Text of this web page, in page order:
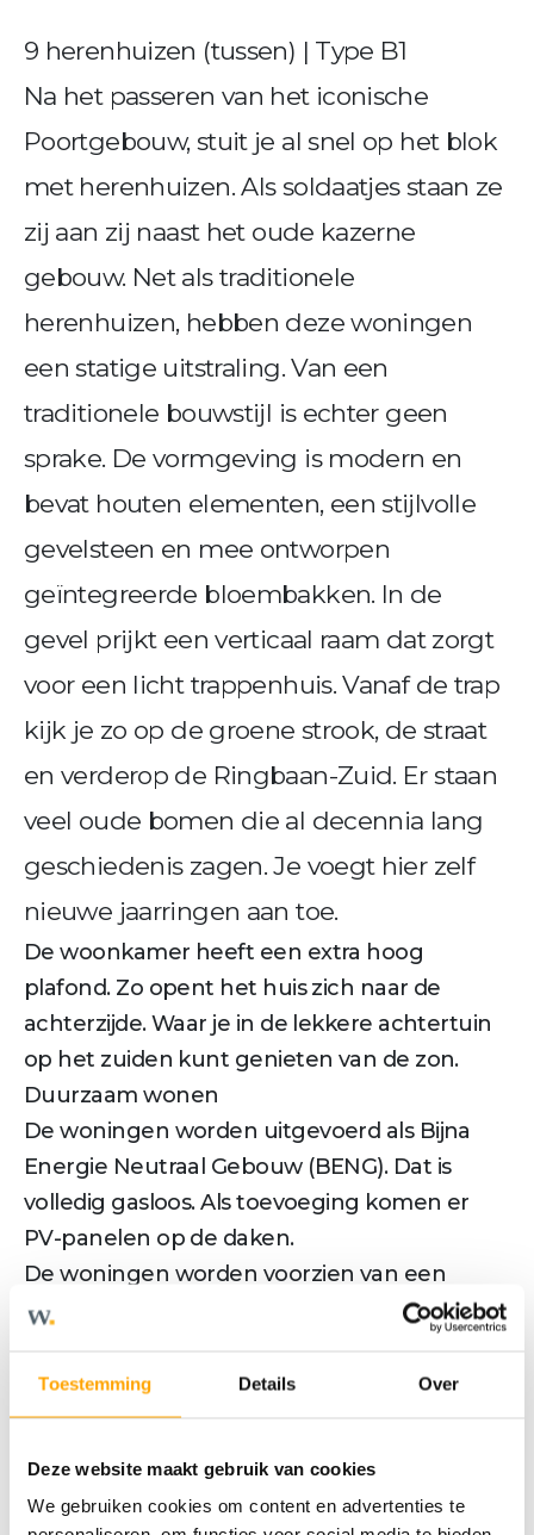
Toestemming Details Over
Deze website maakt gebruik van cookies
We gebruiken cookies om content en advertenties te
9 herenhuizen (tussen) | Type B1
Na het passeren van het iconische
Poortgebouw, stuit je al snel op het blok
met herenhuizen. Als soldaatjes staan ze
zij aan zij naast het oude kazerne
gebouw. Net als traditionele
herenhuizen, hebben deze woningen
een statige uitstraling. Van een
traditionele bouwstijl is echter geen
sprake. De vormgeving is modern en
bevat houten elementen, een stijlvolle
gevelsteen en mee ontworpen
geïntegreerde bloembakken. In de
gevel prijkt een verticaal raam dat zorgt
voor een licht trappenhuis. Vanaf de trap
kijk je zo op de groene strook, de straat
en verderop de Ringbaan-Zuid. Er staan
veel oude bomen die al decennia lang
geschiedenis zagen. Je voegt hier zelf
nieuwe jaarringen aan toe.
De woonkamer heeft een extra hoog
plafond. Zo opent het huis zich naar de
achterzijde. Waar je in de lekkere achtertuin
op het zuiden kunt genieten van de zon.
Duurzaam wonen
De woningen worden uitgevoerd als Bijna
Energie Neutraal Gebouw (BENG). Dat is
volledig gasloos. Als toevoeging komen er
PV-panelen op de daken.
De woningen worden voorzien van een
luchtwaterwarmtepomp en hebben
fijn binnenklimaat, wat comfortabel wonen is.
Willemskwartier - Op je plaats, rust.
Meer tekst